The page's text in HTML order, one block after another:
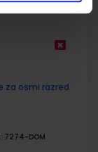
za osmi razred
7274-DOM